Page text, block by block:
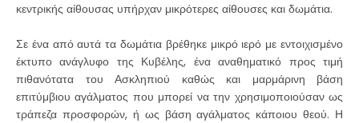
κεντρικής αίθουσας υπήρχαν μικρότερες αίθουσες και δωμάτια.
Σε ένα από αυτά τα δωμάτια βρέθηκε μικρό ιερό με εντοιχισμένο
έκτυπο ανάγλυφο της Κυβέλης, ένα αναθηματικό προς τιμή
πιθανότατα του Ασκληπιού καθώς και μαρμάρινη βάση
επιτύμβιου αγάλματος που μπορεί να την χρησιμοποιούσαν ως
τράπεζα προσφορών, ή ως βάση αγάλματος κάποιου θεού. Η